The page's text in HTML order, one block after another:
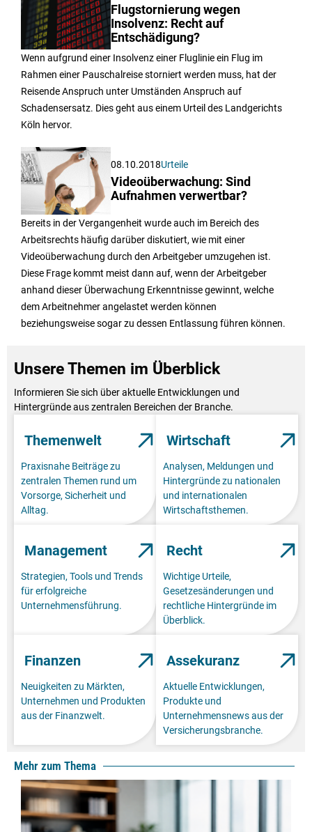
Flugstornierung wegen
Insolvenz: Recht auf
Entschädigung?
Wenn aufgrund einer Insolvenz einer Fluglinie ein Flug im
Rahmen einer Pauschalreise storniert werden muss, hat der
Reisende Anspruch unter Umständen Anspruch auf
Schadensersatz. Dies geht aus einem Urteil des Landgerichts
Köln hervor.
08.10.2018Urteile
Videoüberwachung: Sind
Aufnahmen verwertbar?
Bereits in der Vergangenheit wurde auch im Bereich des
Arbeitsrechts häufig darüber diskutiert, wie mit einer
Videoüberwachung durch den Arbeitgeber umzugehen ist.
Diese Frage kommt meist dann auf, wenn der Arbeitgeber
anhand dieser Überwachung Erkenntnisse gewinnt, welche
dem Arbeitnehmer angelastet werden können
beziehungsweise sogar zu dessen Entlassung führen können.
Unsere Themen im Überblick
Informieren Sie sich über aktuelle Entwicklungen und
Hintergründe aus zentralen Bereichen der Branche.
Themenwelt
Praxisnahe Beiträge zu
zentralen Themen rund um
Vorsorge, Sicherheit und
Alltag.
Wirtschaft
Analysen, Meldungen und
Hintergründe zu nationalen
und internationalen
Wirtschaftsthemen.
Management
Strategien, Tools und Trends
für erfolgreiche
Unternehmensführung.
Recht
Wichtige Urteile,
Gesetzesänderungen und
rechtliche Hintergründe im
Überblick.
Finanzen
Neuigkeiten zu Märkten,
Unternehmen und Produkten
aus der Finanzwelt.
Assekuranz
Aktuelle Entwicklungen,
Produkte und
Unternehmensnews aus der
Versicherungsbranche.
Mehr zum Thema